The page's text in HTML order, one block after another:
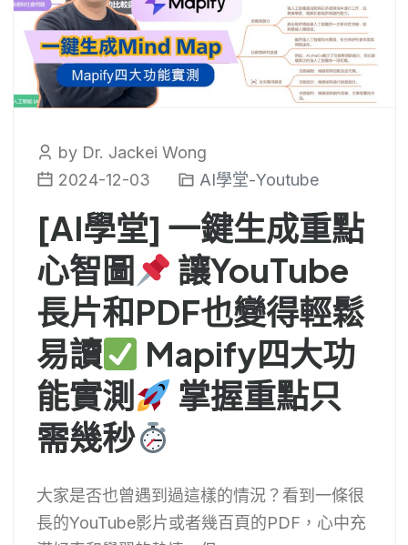
by Dr. Jackei Wong
2024-12-03
AI學堂-Youtube
[AI學堂] 一鍵生成重點
心智圖
讓YouTube
長片和PDF也變得輕鬆
易讀
Mapify四大功
能實測
掌握重點只
需幾秒
大家是否也曾遇到過這樣的情況？看到一條很
長的YouTube影片或者幾百頁的PDF，心中充